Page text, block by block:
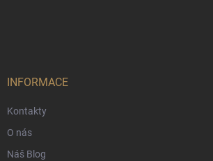
INFORMACE
Kontakty
O nás
Náš Blog